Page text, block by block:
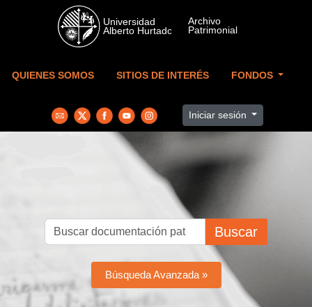
Skip to main content
QUIENES SOMOS SITIOS DE INTERÉS FONDOS
Iniciar sesión
Buscar
Búsqueda Avanzada »